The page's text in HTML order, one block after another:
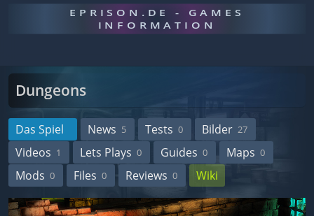
EPRISON.DE - GAMES
INFORMATION
Dungeons
Das Spiel News 5 Tests 0 Bilder 27
Videos 1 Lets Plays 0 Guides 0 Maps 0
Mods 0 Files 0 Reviews 0 Wiki